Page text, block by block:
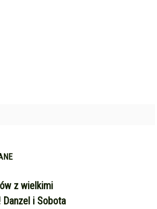
z wielkimi
i Sobota